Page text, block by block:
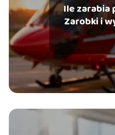
Ile zarabia
Zarobki i